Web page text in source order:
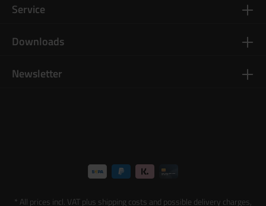
Newsletter
Service
Downloads
* All prices incl. VAT plus shipping costs and possible delivery charges,